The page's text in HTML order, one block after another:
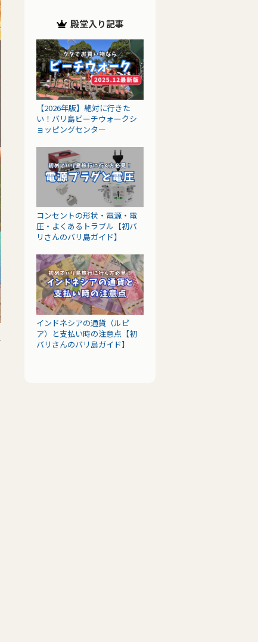
殿堂入り記事
【2026年版】絶対に行きた
い！バリ島ビーチウォークシ
ョッピングセンター
コンセントの形状・電源・電
圧・よくあるトラブル【初バ
リさんのバリ島ガイド】
インドネシアの通貨（ルピ
ア）と支払い時の注意点【初
バリさんのバリ島ガイド】